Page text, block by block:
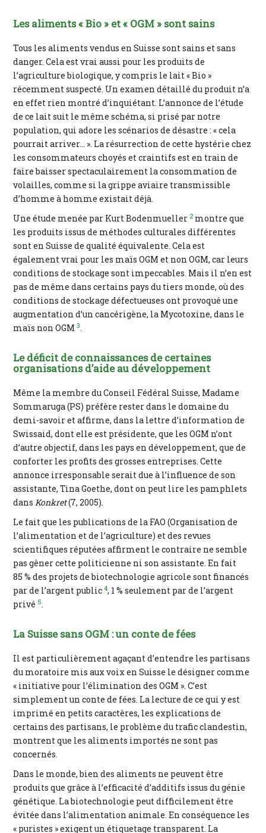
Les aliments « Bio » et « OGM » sont sains
Tous les aliments vendus en Suisse sont sains et sans
danger. Cela est vrai aussi pour les produits de
l’agriculture biologique, y compris le lait « Bio »
récemment suspecté. Un examen détaillé du produit n’a
en effet rien montré d’inquiétant. L’annonce de l’étude
de ce lait suit le même schéma, si prisé par notre
population, qui adore les scénarios de désastre : « cela
pourrait arriver... ». La résurrection de cette hystérie chez
les consommateurs choyés et craintifs est en train de
faire baisser spectaculairement la consommation de
volailles, comme si la grippe aviaire transmissible
d’homme à homme existait déjà.
Une étude menée par Kurt Bodenmueller 2 montre que
les produits issus de méthodes culturales différentes
sont en Suisse de qualité équivalente. Cela est
également vrai pour les maïs OGM et non OGM, car leurs
conditions de stockage sont impeccables. Mais il n’en est
pas de même dans certains pays du tiers monde, où des
conditions de stockage défectueuses ont provoqué une
augmentation d’un cancérigène, la Mycotoxine, dans le
maïs non OGM 3.
Le déficit de connaissances de certaines
organisations d’aide au développement
Même la membre du Conseil Fédéral Suisse, Madame
Sommaruga (PS) préfère rester dans le domaine du
demi-savoir et affirme, dans la lettre d’information de
Swissaid, dont elle est présidente, que les OGM n’ont
d’autre objectif, dans les pays en développement, que de
conforter les profits des grosses entreprises. Cette
annonce irresponsable serait due à l’influence de son
assistante, Tina Goethe, dont on peut lire les pamphlets
dansKonkret(7, 2005).
Le fait que les publications de la FAO (Organisation de
l’alimentation et de l’agriculture) et des revues
scientifiques réputées affirment le contraire ne semble
pas gêner cette politicienne ni son assistante. En fait
85 % des projets de biotechnologie agricole sont financés
par de l’argent public 4, 1 % seulement par de l’argent
privé 5.
La Suisse sans OGM : un conte de fées
Il est particulièrement agaçant d’entendre les partisans
du moratoire mis aux voix en Suisse le désigner comme
« initiative pour l’élimination des OGM ». C’est
simplement un conte de fées. La lecture de ce qui y est
imprimé en petits caractères, les explications de
certains des partisans, le problème du trafic clandestin,
montrent que les aliments importés ne sont pas
concernés.
Dans le monde, bien des aliments ne peuvent être
produits que grâce à l’efficacité d’additifs issus du génie
génétique. La biotechnologie peut difficilement être
évitée dans l’alimentation animale. En conséquence les
« puristes » exigent un étiquetage transparent. La